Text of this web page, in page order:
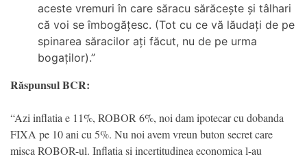
aceste vremuri în care săracu sărăcește și tâlhari
că voi se îmbogățesc. (Tot cu ce vă lăudați de pe
spinarea săracilor ați făcut, nu de pe urma
bogaților).”
Răspunsul BCR:
“Azi inflatia e 11%, ROBOR 6%, noi dam ipotecar cu dobanda
FIXA pe 10 ani cu 5%. Nu noi avem vreun buton secret care
misca ROBOR-ul. Inflatia si incertitudinea economica l-au